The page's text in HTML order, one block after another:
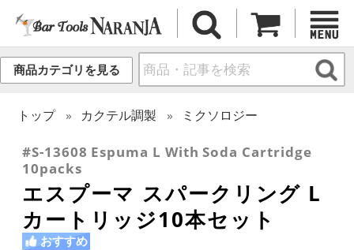
商品カテゴリを見る
トップ カクテル調製 ミクソロジー
#S-13608 Espuma L With Soda Cartridge
10packs
エスプーマ スパークリング L
カートリッジ10本セット
おすすめ